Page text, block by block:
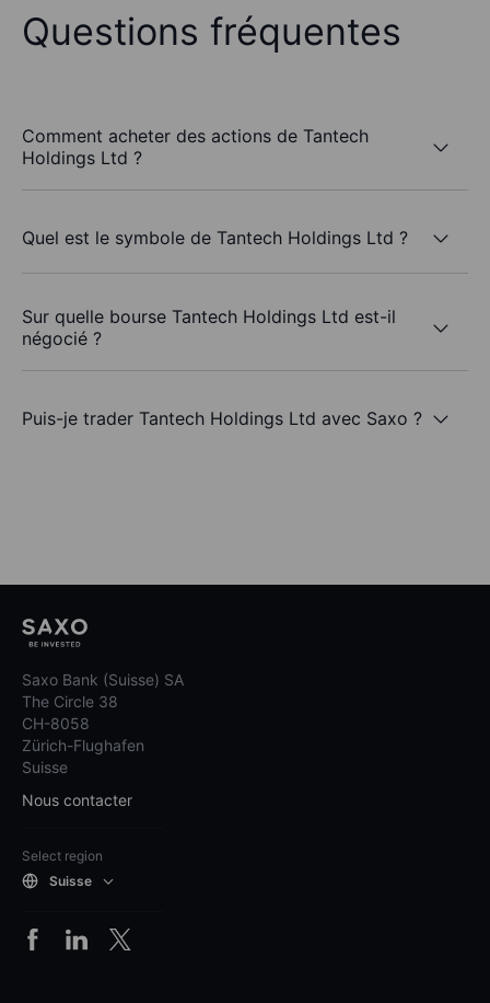
Questions fréquentes
Comment acheter des actions de Tantech
Holdings Ltd ?
Quel est le symbole de Tantech Holdings Ltd ?
Sur quelle bourse Tantech Holdings Ltd est-il
négocié ?
Puis-je trader Tantech Holdings Ltd avec Saxo ?
Saxo Bank (Suisse) SA
The Circle 38
CH-8058
Zürich-Flughafen
Suisse
Nous contacter
Select region
Suisse